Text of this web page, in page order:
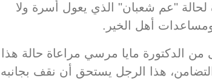
لحالة "عم شعبان" الذي يعول أسرة ولا
أهل الخير.
الدكتورة مايا مرسي مراعاة حالة هذا
هذا الرجل يستحق أن نقف بجانبه